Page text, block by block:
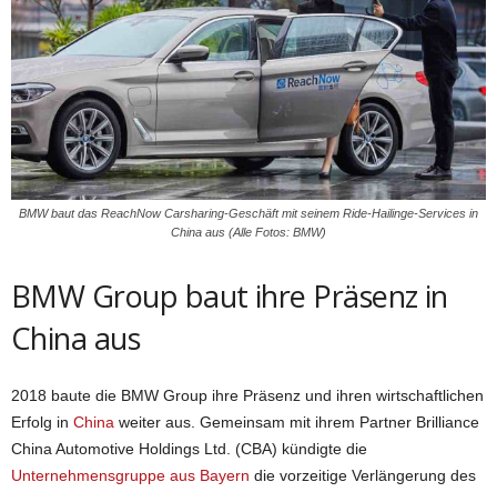
BMW baut das ReachNow Carsharing-Geschäft mit seinem Ride-Hailinge-Services in
China aus (Alle Fotos: BMW)
BMW Group baut ihre Präsenz in
China aus
2018 baute die BMW Group ihre Präsenz und ihren wirtschaftlichen
Erfolg in China weiter aus. Gemeinsam mit ihrem Partner Brilliance
China Automotive Holdings Ltd. (CBA) kündigte die
Unternehmensgruppe aus Bayern die vorzeitige Verlängerung des